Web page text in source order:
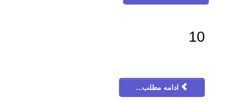
10
ادامه مطلب...